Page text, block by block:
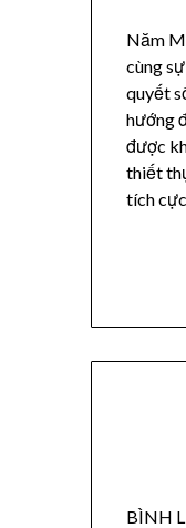
Năm
cùng
quyết
hướng
được
thiết
tích
BÌNH